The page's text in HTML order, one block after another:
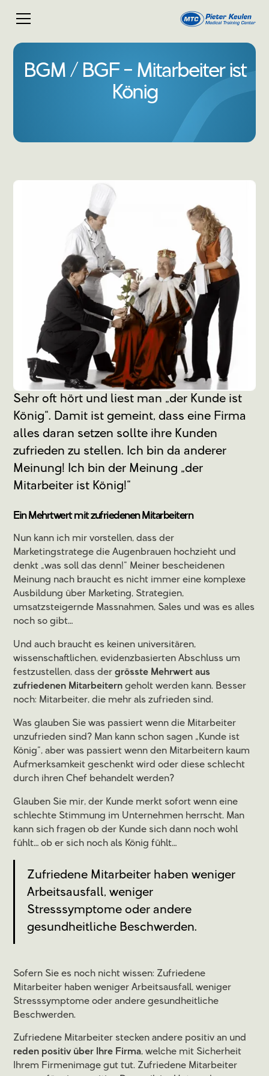
BGM / BGF - Mitarbeiter ist
König
Sehr oft hört und liest man „der Kunde ist
König“. Damit ist gemeint, dass eine Firma
alles daran setzen sollte ihre Kunden
zufrieden zu stellen. Ich bin da anderer
Meinung! Ich bin der Meinung „der
Mitarbeiter ist König!“
Ein Mehrtwert mit zufriedenen Mitarbeitern
Nun kann ich mir vorstellen, dass der
Marketingstratege die Augenbrauen hochzieht und
denkt „was soll das denn!“ Meiner bescheidenen
Meinung nach braucht es nicht immer eine komplexe
Ausbildung über Marketing, Strategien,
umsatzsteigernde Massnahmen, Sales und was es alles
noch so gibt…
Und auch braucht es keinen universitären,
wissenschaftlichen, evidenzbasierten Abschluss um
festzustellen, dass dergrösste Mehrwert aus
zufriedenen Mitarbeitern geholt werden kann. Besser
noch: Mitarbeiter, die mehr als zufrieden sind.
Was glauben Sie was passiert wenn die Mitarbeiter
unzufrieden sind? Man kann schon sagen „Kunde ist
König“, aber was passiert wenn den Mitarbeitern kaum
Aufmerksamkeit geschenkt wird oder diese schlecht
durch ihren Chef behandelt werden?
Glauben Sie mir, der Kunde merkt sofort wenn eine
schlechte Stimmung im Unternehmen herrscht. Man
kann sich fragen ob der Kunde sich dann noch wohl
fühlt… ob er sich noch als König fühlt…
Zufriedene Mitarbeiter haben weniger
Arbeitsausfall, weniger
Stresssymptome oder andere
gesundheitliche Beschwerden.
Sofern Sie es noch nicht wissen: Zufriedene
Mitarbeiter haben weniger Arbeitsausfall, weniger
Stresssymptome oder andere gesundheitliche
Beschwerden.
Zufriedene Mitarbeiter stecken andere positiv an und
reden positiv über Ihre Firma, welche mit Sicherheit
Ihrem Firmenimage gut tut. Zufriedene Mitarbeiter